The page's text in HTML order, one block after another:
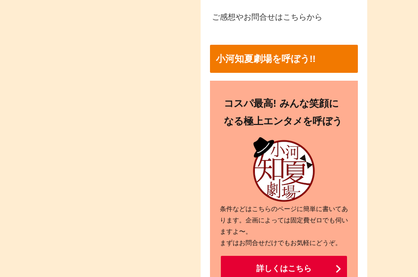
ご感想やお問合せはこちらから
小河知夏劇場を呼ぼう!!
コスパ最高! みんな笑顔に
なる極上エンタメを呼ぼう
条件などはこちらのページに簡単に書いてあ
ります。企画によっては固定費ゼロでも伺い
ますよ〜。
まずはお問合せだけでもお気軽にどうぞ。
詳しくはこちら